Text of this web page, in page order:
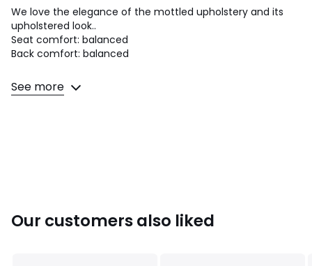
We love the elegance of the mottled upholstery and its
upholstered look..
Seat comfort: balanced
Back comfort: balanced
Dimensions
2-seater sofa:
• Depth: 85cm
See more
Our customers also liked